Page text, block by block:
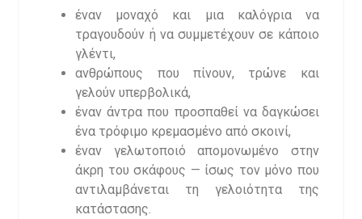
έναν μοναχό και μια καλόγρια να
τραγουδούν ή να συμμετέχουν σε κάποιο
γλέντι,
ανθρώπους που πίνουν, τρώνε και
γελούν υπερβολικά,
έναν άντρα που προσπαθεί να δαγκώσει
ένα τρόφιμο κρεμασμένο από σκοινί,
έναν γελωτοποιό απομονωμένο στην
άκρη του σκάφους — ίσως τον μόνο που
αντιλαμβάνεται τη γελοιότητα της
κατάστασης.